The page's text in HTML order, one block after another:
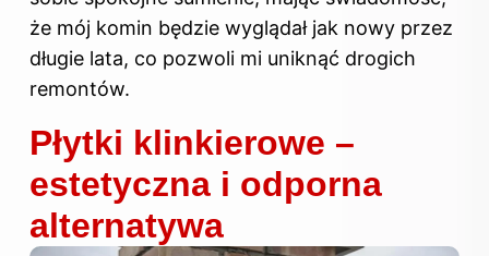
że mój komin będzie wyglądał jak nowy przez
długie lata, co pozwoli mi uniknąć drogich
remontów.
Płytki klinkierowe –
estetyczna i odporna
alternatywa